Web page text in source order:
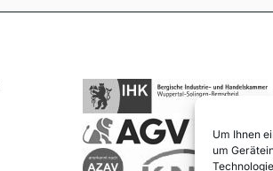
Um Ihnen
um